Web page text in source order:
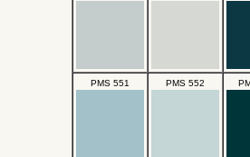
PMS 551 PMS 552